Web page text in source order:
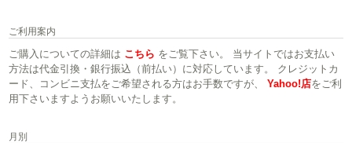
ご利用案内
ご購入についての詳細は こちら をご覧下さい。 当サイトではお支払い
方法は代金引換・銀行振込（前払い）に対応しています。 クレジットカ
ード、コンビニ支払をご希望される方はお手数ですが、Yahoo!店をご利
用下さいますようお願いいたします。
月別